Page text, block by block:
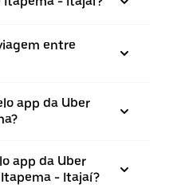
entre
app da Uber
app da Uber
- Itajaí?